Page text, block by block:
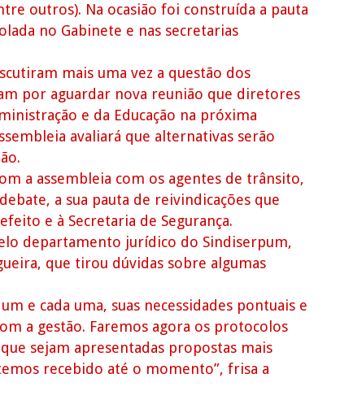
outros). Na ocasião foi construída a pauta
no Gabinete e nas secretarias
mais uma vez a questão dos
por aguardar nova reunião que diretores
e da Educação na próxima
avaliará que alternativas serão
a assembleia com os agentes de trânsito,
a sua pauta de reivindicações que
e à Secretaria de Segurança.
departamento jurídico do Sindiserpum,
que tirou dúvidas sobre algumas
e cada uma, suas necessidades pontuais e
a gestão. Faremos agora os protocolos
sejam apresentadas propostas mais
recebido até o momento”, frisa a